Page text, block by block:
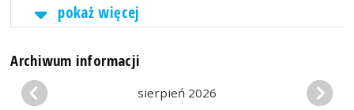
pokaż więcej
Archiwum informacji
sierpień 2026